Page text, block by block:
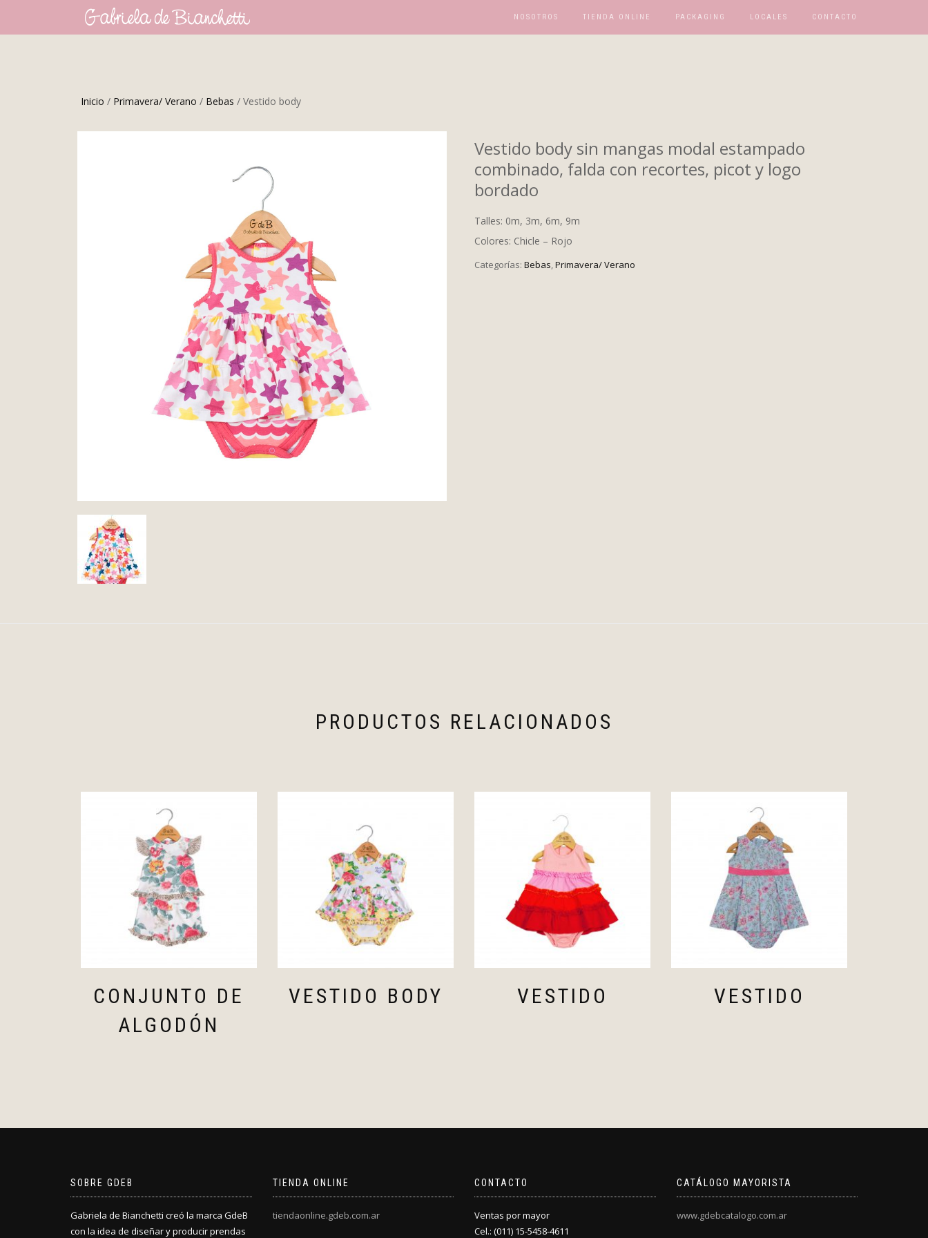
NOSOTROS TIENDA ONLINE PACKAGING LOCALES CONTACTO
Inicio / Primavera/ Verano / Bebas / Vestido body
Vestido body sin mangas modal estampado
combinado, falda con recortes, picot y logo
bordado
Talles: 0m, 3m, 6m, 9m
Colores: Chicle – Rojo
Categorías: Bebas,Primavera/ Verano
PRODUCTOS RELACIONADOS
CONJUNTO DE
ALGODÓN
VESTIDO BODY VESTIDO VESTIDO
SOBRE GDEB
Gabriela de Bianchetti creó la marca GdeB
con la idea de diseñar y producir prendas
TIENDA ONLINE
tiendaonline.gdeb.com.ar
CONTACTO
Ventas por mayor
Cel.: (011) 15-5458-4611
CATÁLOGO MAYORISTA
www.gdebcatalogo.com.ar